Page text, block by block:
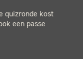
quizronde kost
een passe